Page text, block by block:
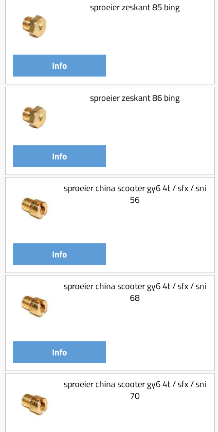
sproeier zeskant 85 bing
Info
sproeier zeskant 86 bing
Info
sproeier china scooter gy6 4t / sfx / sni
56
Info
sproeier china scooter gy6 4t / sfx / sni
68
Info
sproeier china scooter gy6 4t / sfx / sni
70